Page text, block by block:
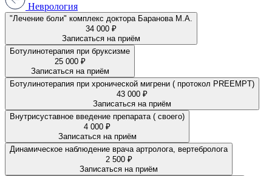
Неврология
"Лечение боли" комплекс доктора Баранова М.А.
34 000 ₽
Записаться на приём
Ботулинотерапия при бруксизме
25 000 ₽
Записаться на приём
Ботулинотерапия при хронической мигрени ( протокол PREEMPT)
43 000 ₽
Записаться на приём
Внутрисуставное введение препарата ( своего)
4 000 ₽
Записаться на приём
Динамическое наблюдение врача артролога, вертебролога
2 500 ₽
Записаться на приём